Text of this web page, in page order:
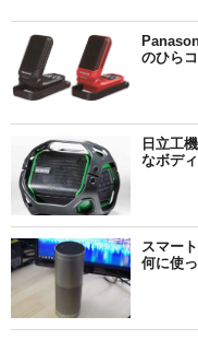
のひら
日立工
なボデ
スマー
何に使